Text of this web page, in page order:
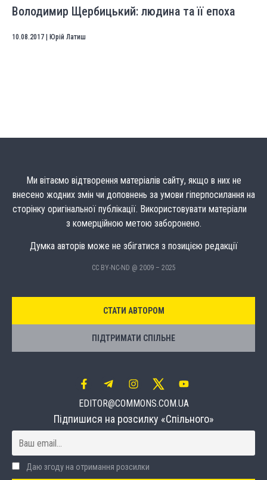
Володимир Щербицький: людина та її епоха
10.08.2017 Юрій Латиш
Ми вітаємо відтворення матеріалів сайту, якщо в них не
внесено жодних змін чи доповнень за умови гіперпосилання на
сторінку оригінальної публікації. Використовувати матеріали
з комерційною метою заборонено.
Думка авторів може не збігатися з позицією редакції
CC BY-NC-ND @ 2009 – 2025
СТАТИ АВТОРОМ
ПІДТРИМАТИ СПІЛЬНЕ
EDITOR@COMMONS.COM.UA
Підпишися на розсилку «Спільного»
Даю згоду на отримання розсилки